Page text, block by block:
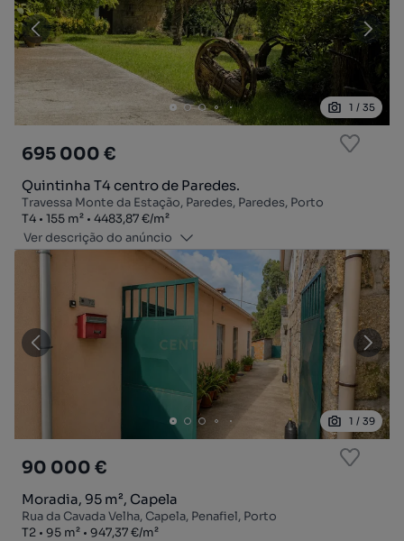
1 / 35
695 000 €
Quintinha T4 centro de Paredes.
Travessa Monte da Estação, Paredes, Paredes, Porto
Tipologia
T4
Zona155 m²
Preço por metro quadrado
4483,87 €/m²
Ver descrição do anúncio
1 / 39
90 000 €
Moradia, 95 m², Capela
Rua da Cavada Velha, Capela, Penafiel, Porto
Tipologia
T2
Zona95 m²
Preço por metro quadrado
947,37 €/m²